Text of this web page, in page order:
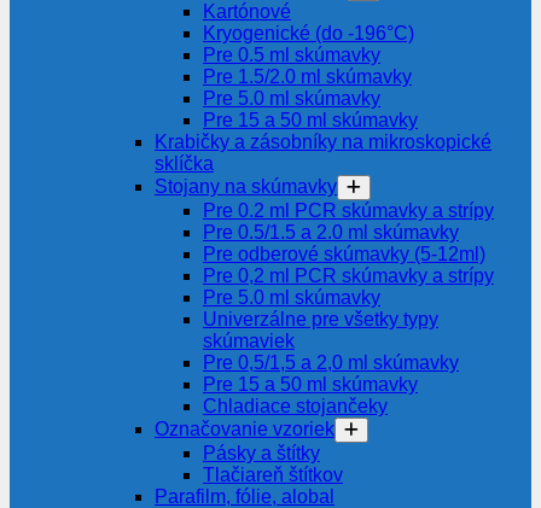
Kartónové
Kryogenické (do -196°C)
Pre 0.5 ml skúmavky
Pre 1.5/2.0 ml skúmavky
Pre 5.0 ml skúmavky
Pre 15 a 50 ml skúmavky
Krabičky a zásobníky na mikroskopické
sklíčka
Stojany na skúmavky
Pre 0.2 ml PCR skúmavky a strípy
Pre 0.5/1.5 a 2.0 ml skúmavky
Pre odberové skúmavky (5-12ml)
Pre 0,2 ml PCR skúmavky a strípy
Pre 5.0 ml skúmavky
Univerzálne pre všetky typy
skúmaviek
Pre 0,5/1,5 a 2,0 ml skúmavky
Pre 15 a 50 ml skúmavky
Chladiace stojančeky
Označovanie vzoriek
Pásky a štítky
Tlačiareň štítkov
Parafilm, fólie, alobal